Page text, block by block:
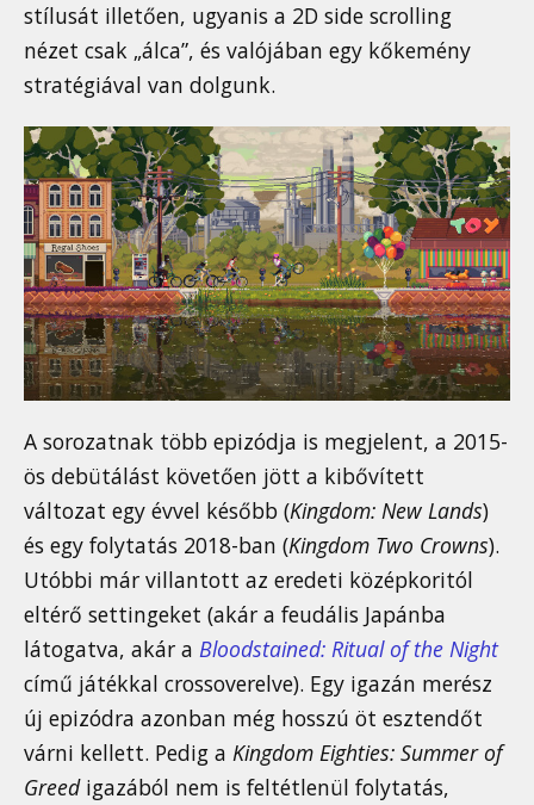
stílusát illetően, ugyanis a 2D side scrolling
nézet csak „álca”, és valójában egy kőkemény
stratégiával van dolgunk.
A sorozatnak több epizódja is megjelent, a 2015-
ös debütálást követően jött a kibővített
változat egy évvel később (Kingdom: New Lands)
és egy folytatás 2018-ban (Kingdom Two Crowns).
Utóbbi már villantott az eredeti középkoritól
eltérő settingeket (akár a feudális Japánba
látogatva, akár a Bloodstained: Ritual of the Night
című játékkal crossoverelve). Egy igazán merész
új epizódra azonban még hosszú öt esztendőt
várni kellett. Pedig a Kingdom Eighties: Summer of
Greedigazából nem is feltétlenül folytatás,